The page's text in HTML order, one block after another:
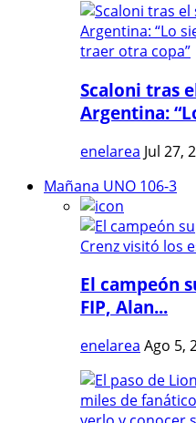
Scaloni tras
Argentina:
enelarea Jul 27,
Mañana UNO 106-3
El campeón
FIP, Alan...
enelarea Ago 5,